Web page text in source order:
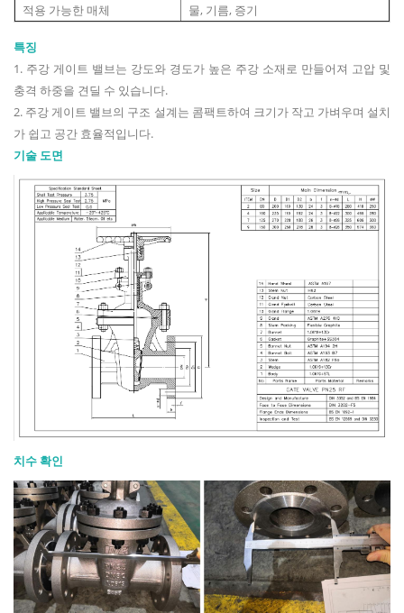
적용 가능한 매체
물, 기름, 증기
특징
1. 주강 게이트 밸브는 강도와 경도가 높은 주강 소재로 만들어져 고압 및
충격 하중을 견딜 수 있습니다.
2. 주강 게이트 밸브의 구조 설계는 콤팩트하여 크기가 작고 가벼우며 설치
가 쉽고 공간 효율적입니다.
기술 도면
치수 확인